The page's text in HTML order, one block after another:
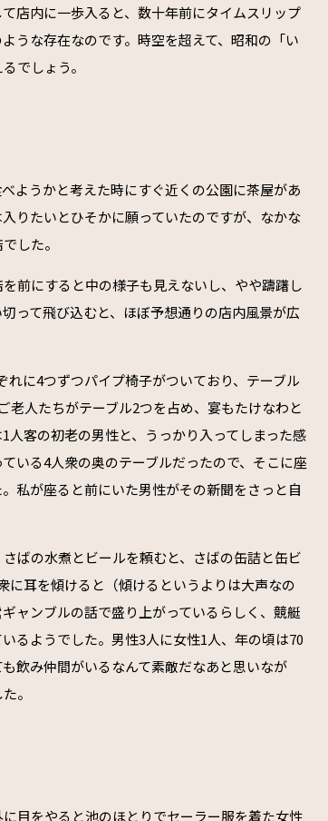
店内に一歩入ると、数十年前にタイムスリップ
うな存在なのです。時空を超えて、昭和の「い
でしょう。
ようかと考えた時にすぐ近くの公園に茶屋があ
りたいとひそかに願っていたのですが、なかな
した。
前にすると中の様子も見えないし、やや躊躇し
って飛び込むと、ほぼ予想通りの店内風景が広
に4つずつパイプ椅子がついており、テーブル
人たちがテーブル2つを占め、宴もたけなわと
客の初老の男性と、うっかり入ってしまった感
いる4人衆の奥のテーブルだったので、そこに座
私が座ると前にいた男性がその新聞をさっと自
ばの水煮とビールを頼むと、さばの缶詰と缶ビ
に耳を傾けると（傾けるというよりは大声なの
ャンブルの話で盛り上がっているらしく、競艇
るようでした。男性3人に女性1人、年の頃は70
飲み仲間がいるなんて素敵だなあと思いなが
。
目をやると池のほとりでセーラー服を着た女性